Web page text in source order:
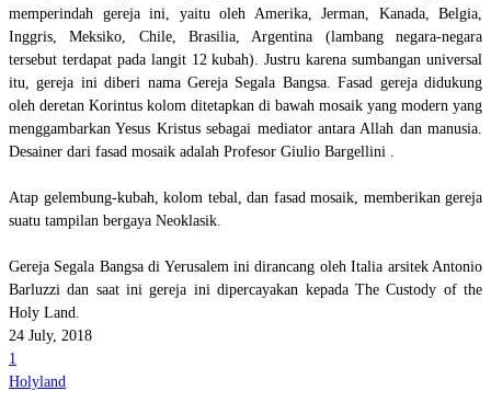
memperindah gereja ini, yaitu oleh Amerika, Jerman, Kanada, Belgia,
Inggris, Meksiko, Chile, Brasilia, Argentina (lambang negara-negara
tersebut terdapat pada langit 12 kubah). Justru karena sumbangan universal
itu, gereja ini diberi nama Gereja Segala Bangsa. Fasad gereja didukung
oleh deretan Korintus kolom ditetapkan di bawah mosaik yang modern yang
menggambarkan Yesus Kristus sebagai mediator antara Allah dan manusia.
Desainer dari fasad mosaik adalah Profesor Giulio Bargellini .
Atap gelembung-kubah, kolom tebal, dan fasad mosaik, memberikan gereja
suatu tampilan bergaya Neoklasik.
Gereja Segala Bangsa di Yerusalem ini dirancang oleh Italia arsitek Antonio
Barluzzi dan saat ini gereja ini dipercayakan kepada The Custody of the
Holy Land.
24 July, 2018
1
Holyland